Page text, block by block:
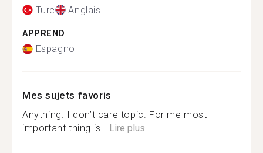
Turc Anglais
APPREND
Espagnol
Mes sujets favoris
Anything. I don’t care topic. For me most
important thing is...Lire plus